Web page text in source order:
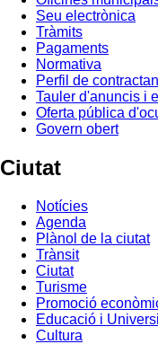
Seu electrònica
Tràmits
Pagaments
Normativa
Perfil de
Tauler d'anuncis i
Oferta pública
Govern obert
Ciutat
Notícies
Agenda
Plànol de la ciutat
Trànsit
Ciutat
Turisme
Promoció
Educació i
Cultura